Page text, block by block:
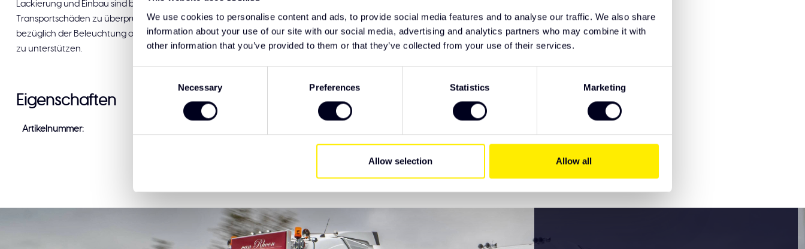
We use cookies to personalise content and ads, to provide social media features and to analyse our traffic. We also share
information about your use of our site with our social media, advertising and analytics partners who may combine it with
other information that you’ve provided to them or that they’ve collected from your use of their services.
Necessary Preferences Statistics Marketing
Allow selection Allow all
Lackierung und Einbau sind bei Solar Guard Exclusive Truck Parts erhältlich. Wir empfehlen, das Produkt auf
Transportschäden zu überprüfen, bevor Sie die Lieferung unterschreiben. Sollten Sie spezielle Wünsche
bezüglich der Beleuchtung oder des Einbaus haben, kann Ihnen unser Team weiterhelfen. Wir sind bereit, Sie
zu unterstützen.
Eigenschaften
Artikelnummer: